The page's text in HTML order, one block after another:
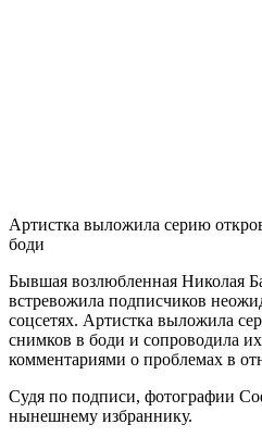
Артистка выложила серию
боди
Бывшая возлюбленная Николая
встревожила подписчиков
соцсетях. Артистка выложила
снимков в боди и сопроводила
комментариями о проблемах в
Судя по подписи, фотографии
нынешнему избраннику.